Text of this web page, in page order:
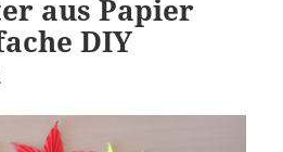
aus Papier
DIY